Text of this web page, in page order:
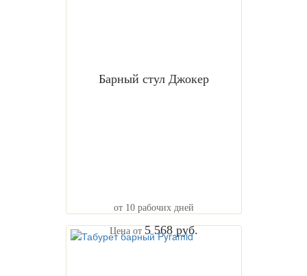
Барный стул Джокер
от 10 рабочих дней
Цена от 5 568 руб.